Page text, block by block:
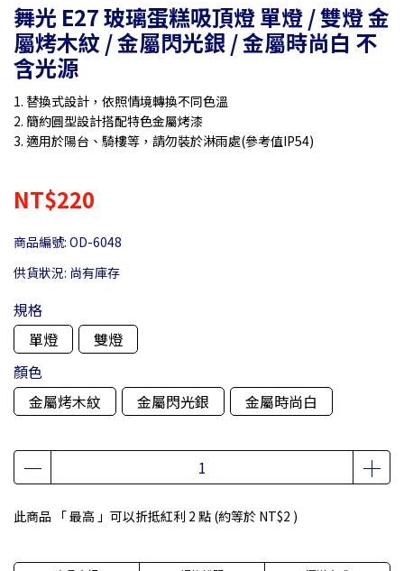
舞光 E27 玻璃蛋糕吸頂燈 單燈 / 雙燈 金
屬烤木紋 / 金屬閃光銀 / 金屬時尚白 不
含光源
1. 替換式設計，依照情境轉換不同色溫
2. 簡約圓型設計搭配特色金屬烤漆
3. 適用於陽台、騎樓等，請勿裝於淋雨處(參考值IP54)
NT$220
商品編號: OD-6048
供貨狀況: 尚有庫存
規格
單燈
雙燈
顏色
金屬烤木紋
金屬閃光銀 金屬時尚白
此商品 「 最高 」可以折抵紅利 2 點 (約等於 NT$2 )